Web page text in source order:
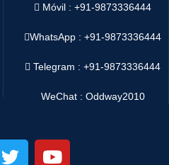
Móvil : +91-9873336444
WhatsApp :+91-9873336444
Telegram : +91-9873336444
WeChat : Oddway2010